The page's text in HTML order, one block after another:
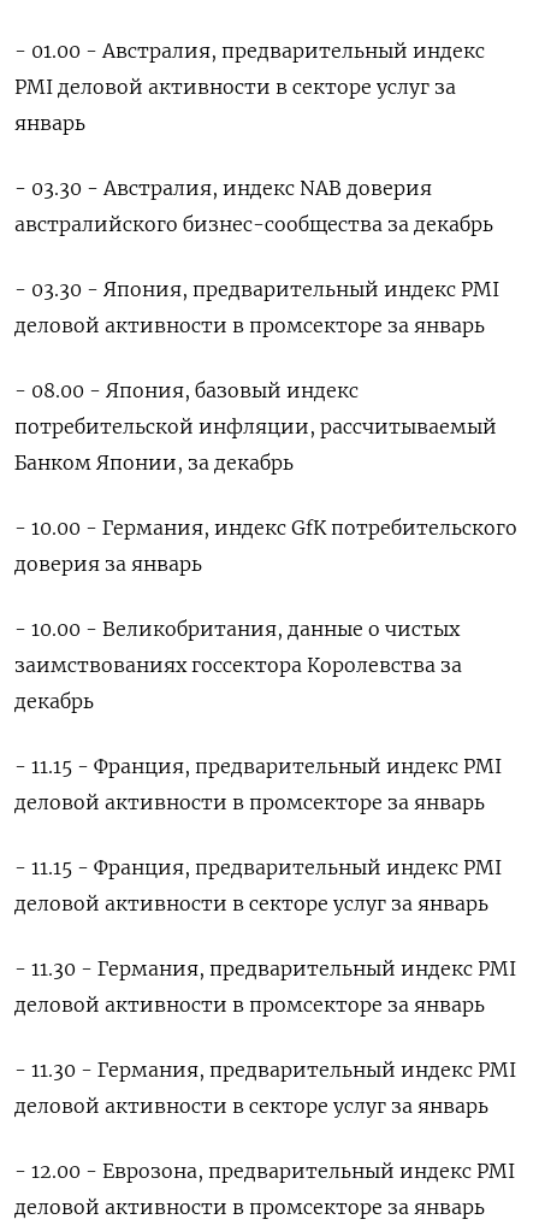
- 01.00 - Австралия, предварительный индекс
PMI деловой активности в секторе услуг за
январь
- 03.30 - Австралия, индекс NAB доверия
австралийского бизнес-сообщества за декабрь
- 03.30 - Япония, предварительный индекс PMI
деловой активности в промсекторе за январь
- 08.00 - Япония, базовый индекс
потребительской инфляции, рассчитываемый
Банком Японии, за декабрь
- 10.00 - Германия, индекс GfK потребительского
доверия за январь
- 10.00 - Великобритания, данные о чистых
заимствованиях госсектора Королевства за
декабрь
- 11.15 - Франция, предварительный индекс PMI
деловой активности в промсекторе за январь
- 11.15 - Франция, предварительный индекс PMI
деловой активности в секторе услуг за январь
- 11.30 - Германия, предварительный индекс PMI
деловой активности в промсекторе за январь
- 11.30 - Германия, предварительный индекс PMI
деловой активности в секторе услуг за январь
- 12.00 - Еврозона, предварительный индекс PMI
деловой активности в промсекторе за январь